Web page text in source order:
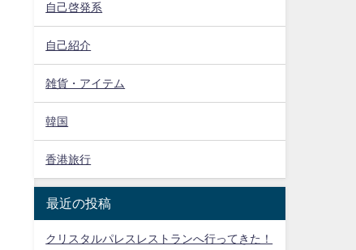
自己啓発系
自己紹介
雑貨・アイテム
韓国
香港旅行
最近の投稿
クリスタルパレスレストランへ行ってきた！